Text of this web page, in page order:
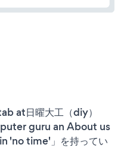
at日曜大工（diy）
guru an About us
'no time'」を持ってい